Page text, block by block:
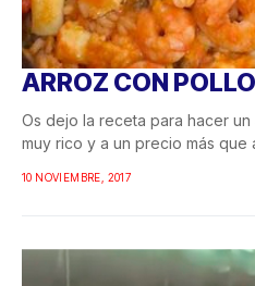
ARROZ CON
Os dejo la receta para hacer
muy rico y a un precio más que
10 NOVIEMBRE, 2017